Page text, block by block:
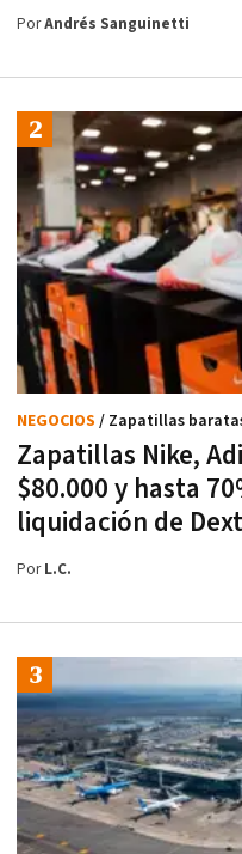
PorAndrés Sanguinetti
Zapatillas Nike,
$80.000 y hasta
liquidación de
NEGOCIOS / Zapatillas
PorL.C.